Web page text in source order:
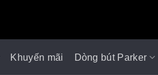
Khuyến mãi Dòng bút Parker